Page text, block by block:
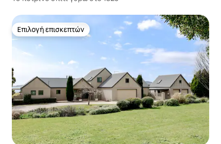
Επιλογή επισκεπτών
Επιλογή επισκεπτών